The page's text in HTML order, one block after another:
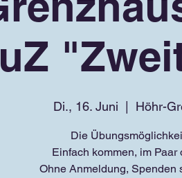
Di., 16. Juni Höhr-
Die
Einfach kommen, im Paar
Ohne Anmeldung, Spenden